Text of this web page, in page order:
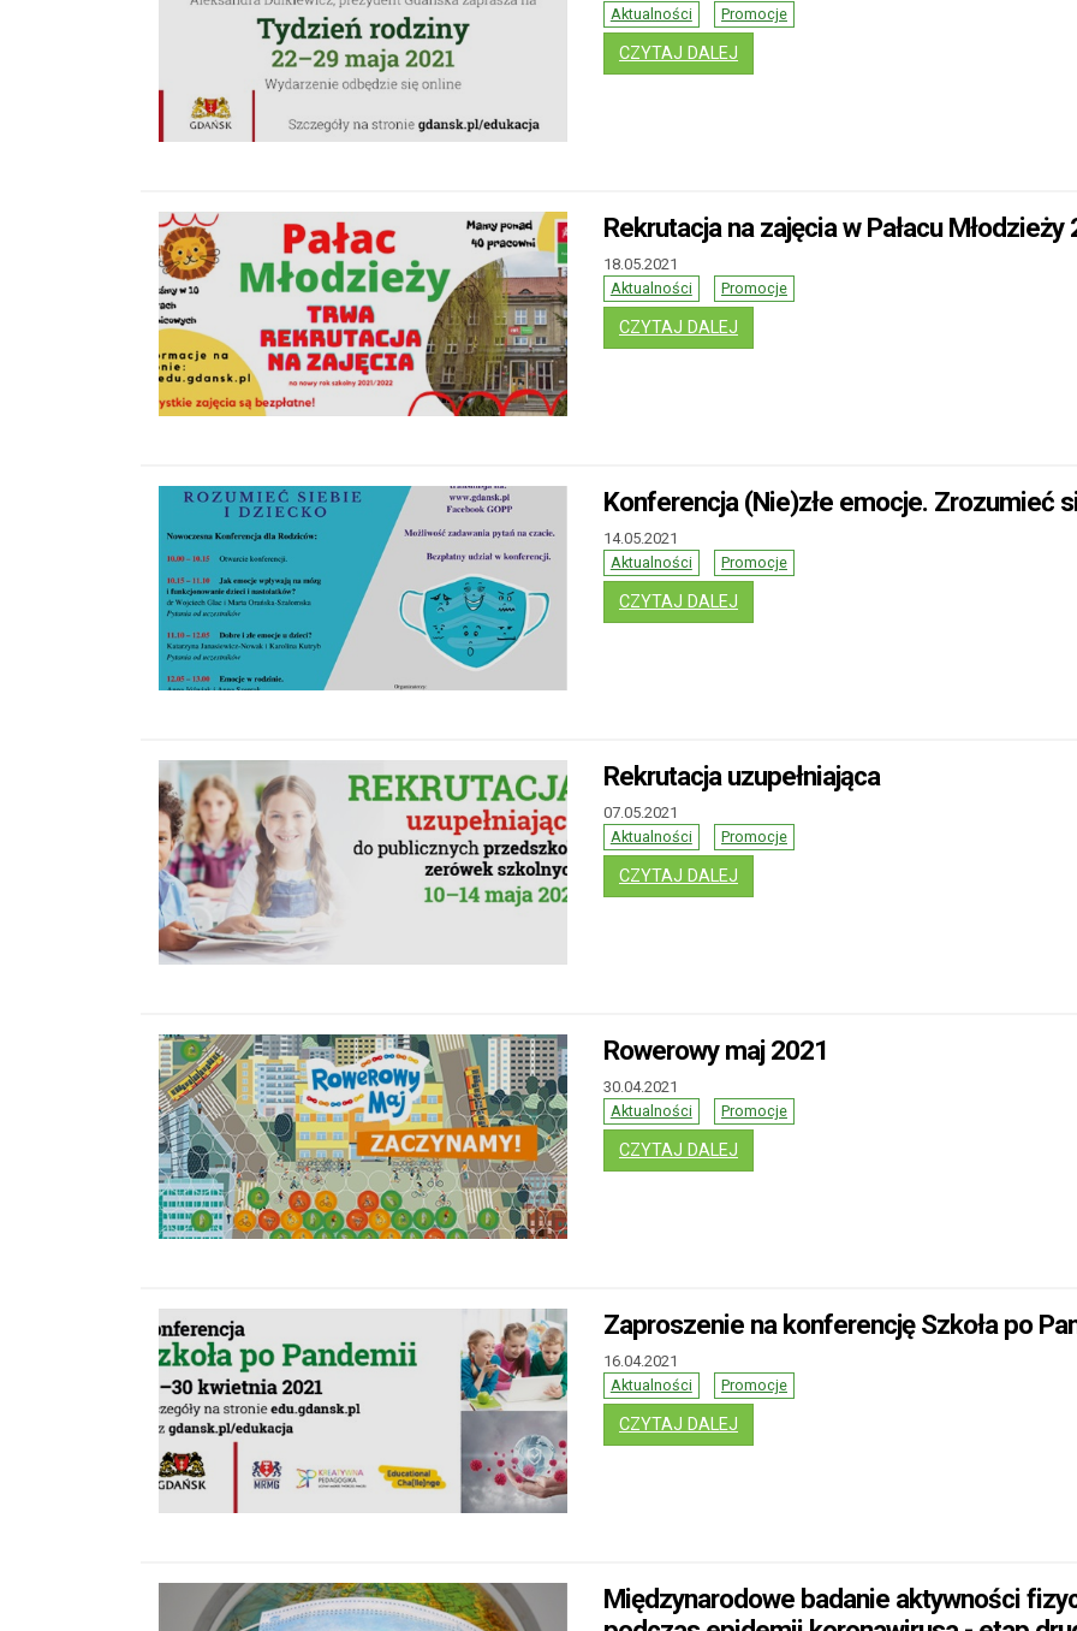
Aktualności
Promocje
CZYTAJ DALEJ
Rekrutacja na zajęcia w Pałacu
18.05.2021
Aktualności
Promocje
CZYTAJ DALEJ
Konferencja (Nie)złe emocje. Zrozumieć
14.05.2021
Aktualności
Promocje
CZYTAJ DALEJ
Rekrutacja uzupełniająca
07.05.2021
Aktualności
Promocje
CZYTAJ DALEJ
Rowerowy maj 2021
30.04.2021
Aktualności
Promocje
CZYTAJ DALEJ
Zaproszenie na konferencję Szkoła po
16.04.2021
Aktualności
Promocje
CZYTAJ DALEJ
Międzynarodowe badanie aktywności